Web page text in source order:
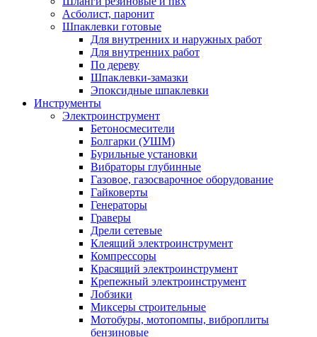
Асболист, паронит
Шпаклевки готовые
Для внутренних и наружных работ
Для внутренних работ
По дереву
Шпаклевки-замазки
Эпоксидные шпаклевки
Инструменты
Электроинструмент
Бетоносмесители
Болгарки (УШМ)
Бурильные установки
Вибраторы глубинные
Газовое, газосварочное оборудование
Гайковерты
Генераторы
Граверы
Дрели сетевые
Клеящий электроинструмент
Компрессоры
Красящий электроинструмент
Крепежный электроинструмент
Лобзики
Миксеры строительные
Мотобуры, мотопомпы, виброплиты
бензиновые